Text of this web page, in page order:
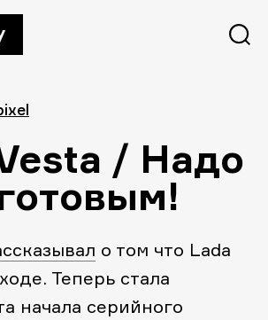
/ Надо
о том что Lada
Теперь стала
начала серийного